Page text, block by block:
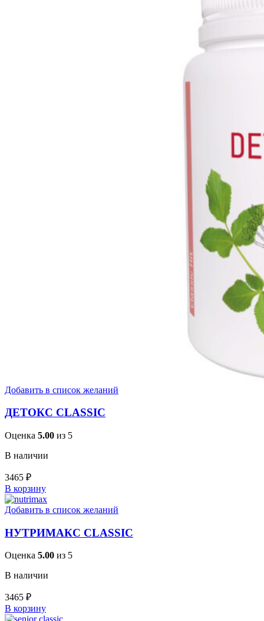
Добавить в список желаний
ДЕТОКС CLASSIC
Оценка 5.00 из 5
В наличии
3465 ₽
В корзину
Добавить в список желаний
НУТРИМАКС CLASSIC
Оценка 5.00 из 5
В наличии
3465 ₽
В корзину